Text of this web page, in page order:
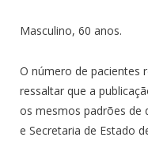
Masculino, 60 anos.
O número de pacientes
ressaltar que a
os mesmos padrões de
e Secretaria de Estado